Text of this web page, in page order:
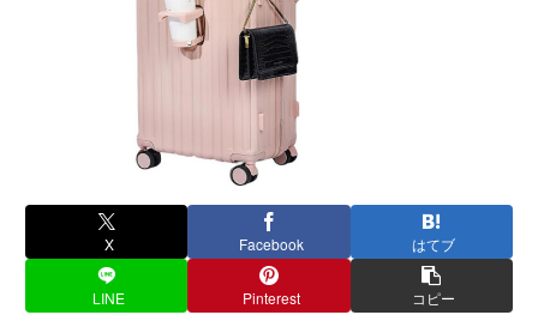
X Facebook はてブ
LINE Pinterest コピー